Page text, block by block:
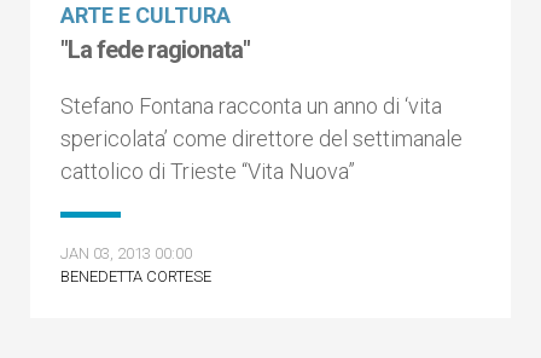
ARTE E CULTURA
"La fede ragionata"
Stefano Fontana racconta un anno di ‘vita
spericolata’ come direttore del settimanale
cattolico di Trieste “Vita Nuova”
JAN 03, 2013 00:00
BENEDETTA CORTESE